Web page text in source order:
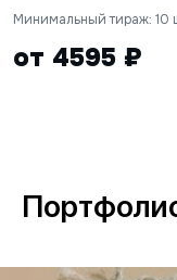
Минимальный тираж: 10
от 4595 ₽